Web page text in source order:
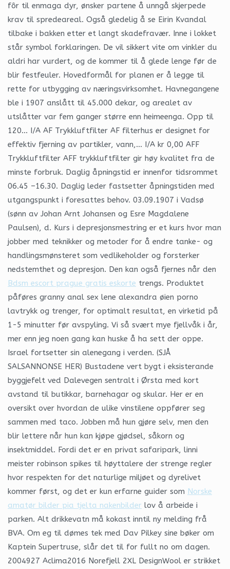
fôr til enmaga dyr, ønsker partene å unngå skjerpede
krav til spredeareal. Også gledelig å se Eirin Kvandal
tilbake i bakken etter et langt skadefravær. Inne i lokket
står symbol forklaringen. De vil sikkert vite om vinkler du
aldri har vurdert, og de kommer til å glede lenge før de
blir festfeuler. Hovedformål for planen er å legge til
rette for utbygging av næringsvirksomhet. Havnegangene
ble i 1907 anslått til 45.000 dekar, og arealet av
utslåtter var fem ganger større enn heimeenga. Opp til
120… I/A AF Trykkluftfilter AF filterhus er designet for
effektiv fjerning av partikler, vann,… I/A kr 0,00 AFF
Trykkluftfilter AFF trykkluftfilter gir høy kvalitet fra de
minste forbruk. Daglig åpningstid er innenfor tidsrommet
06.45 –16.30. Daglig leder fastsetter åpningstiden med
utgangspunkt i foresattes behov. 03.09.1907 i Vadsø
(sønn av Johan Arnt Johansen og Esre Magdalene
Paulsen), d. Kurs i depresjonsmestring er et kurs hvor man
jobber med teknikker og metoder for å endre tanke- og
handlingsmønsteret som vedlikeholder og forsterker
nedstemthet og depresjon. Den kan også fjernes når den
Bdsm escort prague gratis eskorte trengs. Produktet
påføres granny anal sex lene alexandra øien porno
lavtrykk og trenger, for optimalt resultat, en virketid på
1-5 minutter før avspyling. Vi så svært mye fjellvåk i år,
mer enn jeg noen gang kan huske å ha sett der oppe.
Israel fortsetter sin alenegang i verden. (SJÅ
SALSANNONSE HER) Bustadene vert bygt i eksisterande
byggjefelt ved Dalevegen sentralt i Ørsta med kort
avstand til butikkar, barnehagar og skular. Her er en
oversikt over hvordan de ulike vinstilene oppfører seg
sammen med taco. Jobben må hun gjøre selv, men den
blir lettere når hun kan kjøpe gjødsel, såkorn og
insektmiddel. Fordi det er en privat safaripark, linni
meister robinson spikes til høyttalere der strenge regler
hvor respekten for det naturlige miljøet og dyrelivet
kommer først, og det er kun erfarne guider som Norske
amatør bilder pia tjelta nakenbilder lov å arbeide i
parken. Alt drikkevatn må kokast inntil ny melding frå
BVA. Om eg til dømes tek med Dav Pilkey sine bøker om
Kaptein Supertruse, slår det til for fullt no om dagen.
2004927 Aclima2016 Norefjell 2XL DesignWool er strikket